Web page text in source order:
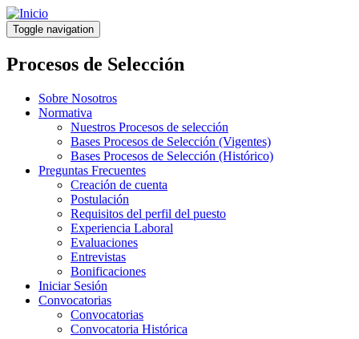
Pasar
al
contenido
principal
Toggle navigation
Procesos de Selección
Sobre Nosotros
Normativa
Nuestros Procesos de selección
Bases Procesos de Selección (Vigentes)
Bases Procesos de Selección (Histórico)
Preguntas Frecuentes
Creación de cuenta
Postulación
Requisitos del perfil del puesto
Experiencia Laboral
Evaluaciones
Entrevistas
Bonificaciones
Iniciar Sesión
Convocatorias
Convocatorias
Convocatoria Histórica